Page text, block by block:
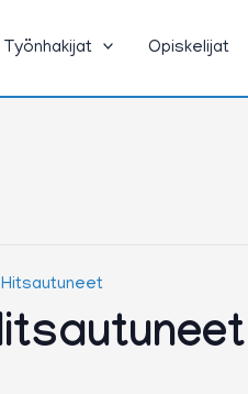
Työnhakijat Opiskelijat